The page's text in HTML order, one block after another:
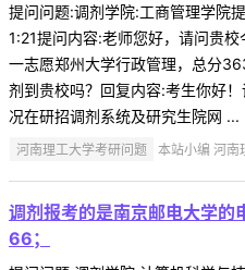
提问问题:调剂学院:工商管理学
1:21提问内容:老师您好，请问贵校
一志愿郑州大学行政管理，总分
剂到贵校吗？回复内容:考生你好
况在研招调剂系统及研究生院网 ...
河南理工大学考研问题 本站小编 河
调剂报考的是南京邮电大学的
66；